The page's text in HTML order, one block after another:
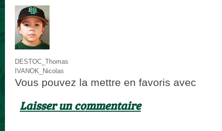
DESTOC_Thomas
IVANOK_Nicolas
Vous pouvez la mettre en favoris avec
Laisser un commentaire